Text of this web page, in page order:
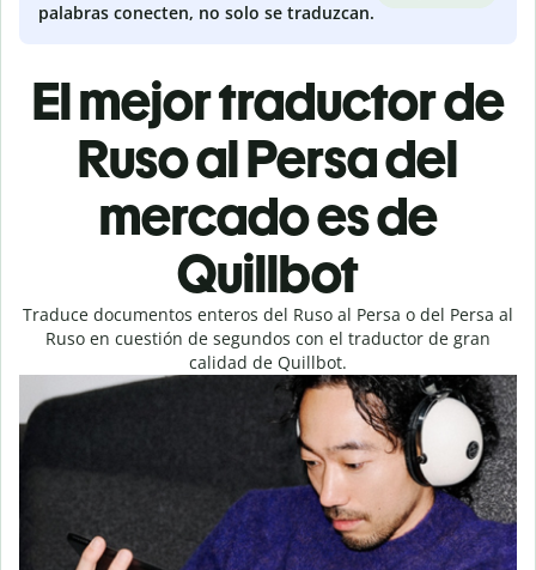
palabras conecten, no solo se traduzcan.
El mejor traductor de
Ruso al Persa del
mercado es de
Quillbot
Traduce documentos enteros del Ruso al Persa o del Persa al
Ruso en cuestión de segundos con el traductor de gran
calidad de Quillbot.